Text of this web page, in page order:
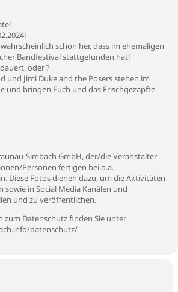
wahrscheinlich schon her, dass im ehemaligen
Bandfestival stattgefunden hat!
oder ?
und Jimi Duke and the Posers stehen im
und bringen Euch und das Frischgezapfte
Simbach GmbH, der/die Veranstalter
Personen fertigen bei o.a.
Diese Fotos dienen dazu, um die Aktivitäten
sowie in Social Media Kanälen und
und zu veröffentlichen.
zum Datenschutz finden Sie unter
datenschutz/